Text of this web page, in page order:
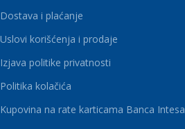
Dostava i plaćanje
Uslovi korišćenja i prodaje
Izjava politike privatnosti
Politika kolačića
Kupovina na rate karticama Banca Intesa